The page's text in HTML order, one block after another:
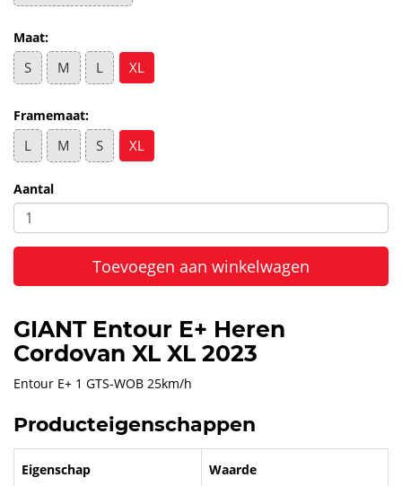
Maat:
S M L XL
Framemaat:
L M S XL
Aantal
Toevoegen aan winkelwagen
GIANT Entour E+ Heren
Cordovan XL XL 2023
Entour E+ 1 GTS-WOB 25km/h
Producteigenschappen
Eigenschap Waarde